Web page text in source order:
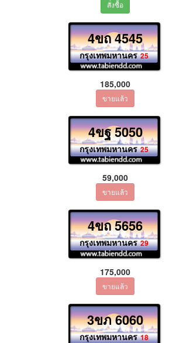
4ขถ 4545
กรุงเทพมหานคร 25
185,000
4ขฐ 5050
กรุงเทพมหานคร 25
59,000
4ขถ 5656
กรุงเทพมหานคร 29
175,000
3ขภ 6060
กรุงเทพมหานคร 18